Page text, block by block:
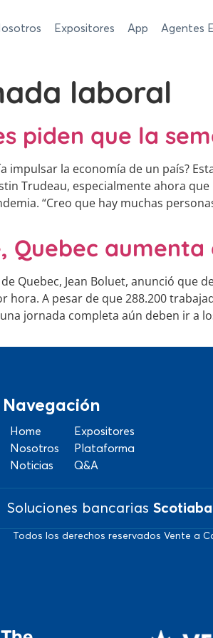
Expositores App Agentes
laboral
piden que la
impulsar la economía de un país?
Trudeau, especialmente ahora
“Creo que hay muchas
Quebec
Quebec, Jean Boluet, anunció que
hora. A pesar de que 288.200
jornada completa aún deben ir a
Navegación
Home
Nosotros
Noticias
Expositores
Plataforma
Q&A
Soluciones bancarias
Todos los derechos reservados Vente a